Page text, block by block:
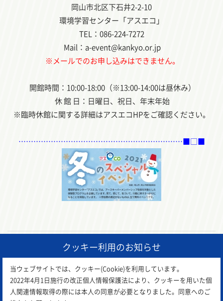
岡山市北区下石井2-2-10
環境学習センター「アスエコ」
TEL：086-224-7272
Mail：a-event@kankyo.or.jp
※メールでのお申し込みはできません。
開館時間：10:00-18:00（※13:00-14:00は昼休み）
休 館 日：日曜日、祝日、年末年始
※臨時休館に関する詳細はアスエコHPをご確認ください。
…………………………………………………………■□■
前の記事 一覧に戻る 次の記事
クッキー利用のお知らせ
当ウェブサイトでは、クッキー(Cookie)を利用しています。
2022年4月1日施行の改正個人情報保護法により、クッキーを用いた個
人関連情報取得の際には本人の同意が必要となりました。同意へのご